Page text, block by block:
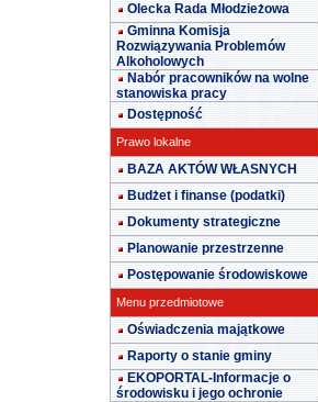
Olecka Rada Młodzieżowa
Gminna Komisja
Rozwiązywania Problemów
Alkoholowych
Nabór pracowników na wolne
stanowiska pracy
Dostępność
Prawo lokalne
BAZA AKTÓW WŁASNYCH
Budżet i finanse (podatki)
Dokumenty strategiczne
Planowanie przestrzenne
Postępowanie środowiskowe
Menu przedmiotowe
Oświadczenia majątkowe
Raporty o stanie gminy
EKOPORTAL-Informacje o
środowisku i jego ochronie